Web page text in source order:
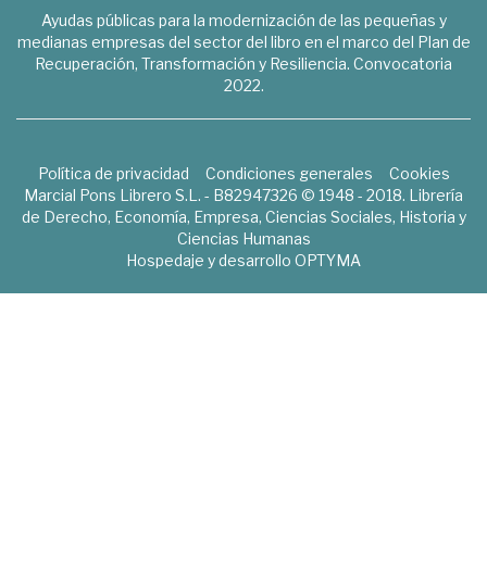
Ayudas públicas para la modernización de las pequeñas y
medianas empresas del sector del libro en el marco del Plan de
Recuperación, Transformación y Resiliencia. Convocatoria
2022.
Política de privacidad Condiciones generales
Cookies
Marcial Pons Librero S.L. - B82947326 © 1948 - 2018. Librería
de Derecho, Economía, Empresa, Ciencias Sociales, Historia y
Ciencias Humanas
Hospedaje y desarrollo OPTYMA